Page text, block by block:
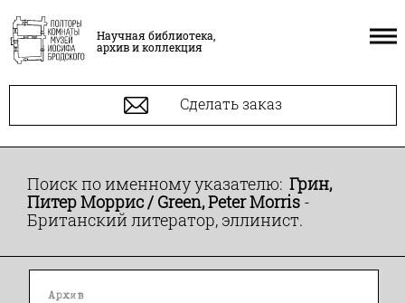
Научная библиотека,
архив и коллекция
Сделать заказ
Поиск по именному указателю: Грин,
Питер Моррис / Green, Peter Morris -
Британский литератор, эллинист.
Архив